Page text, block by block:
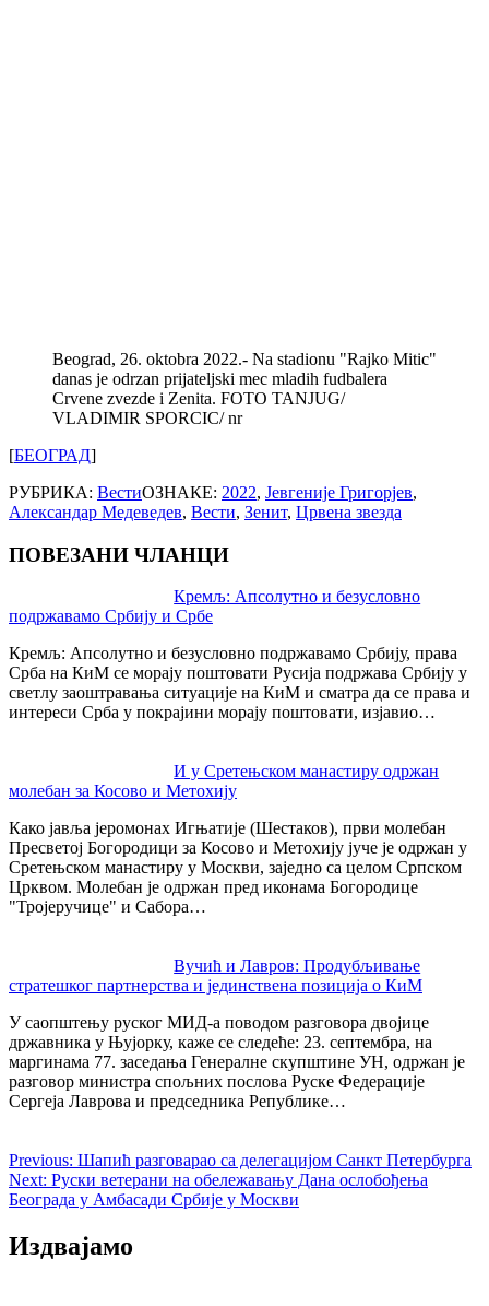
Beograd, 26. oktobra 2022.- Na stadionu "Rajko Mitic"
danas je odrzan prijateljski mec mladih fudbalera
Crvene zvezde i Zenita. FOTO TANJUG/
VLADIMIR SPORCIC/ nr
[БЕОГРАД]
РУБРИКА: ВестиОЗНАКЕ: 2022, Jeвгенијe Григорјев,
Александар Медеведев, Вести, Зенит, Црвена звезда
ПОВЕЗАНИ ЧЛАНЦИ
Кремљ: Апсолутно и безусловно
подржавамо Србију и Србе
Кремљ: Апсолутно и безусловно подржавамо Србију, права
Срба на КиМ се морају поштовати Русија подржава Србију у
светлу заоштравања ситуације на КиМ и сматра да се права и
интереси Срба у покрајини морају поштовати, изјавио…
И у Сретењском манастиру одржан
молебан за Косово и Метохију
Како јавља јеромонах Игњатије (Шестаков), први молебан
Пресветој Богородици за Косово и Метохију јуче је одржан у
Сретењском манастиру у Москви, заједно са целом Српском
Црквом. Молебан је одржан пред иконама Богородице
"Тројеручице" и Сабора…
Вучић и Лавров: Продубљивање
стратешког партнерства и јединствена позиција о КиМ
У саопштењу руског МИД-а поводом разговора двојице
државника у Њујорку, каже се следеће: 23. септембра, на
маргинама 77. заседања Генералне скупштине УН, одржан је
разговор министра спољних послова Руске Федерације
Сергеја Лаврова и председника Републике…
navigation
Previous: Шапић разговарао са делегацијом Санкт Петербурга
Next: Руски ветерани на обележавању Дана ослобођења
Београда у Амбасади Србије у Москви
Издвајамо